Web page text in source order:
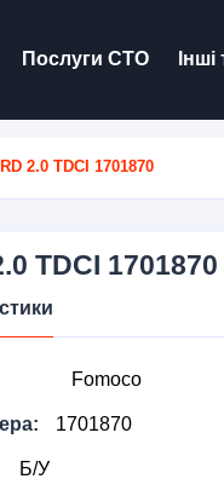
Послуги СТО
2.0 TDCI 1701870
TDCI 1701870
Fomoco
1701870
Б/У